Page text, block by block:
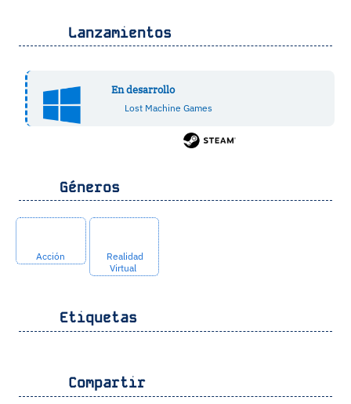
Lanzamientos
En desarrollo
Lost Machine Games
Géneros
Acción
Realidad
Virtual
Etiquetas
Compartir